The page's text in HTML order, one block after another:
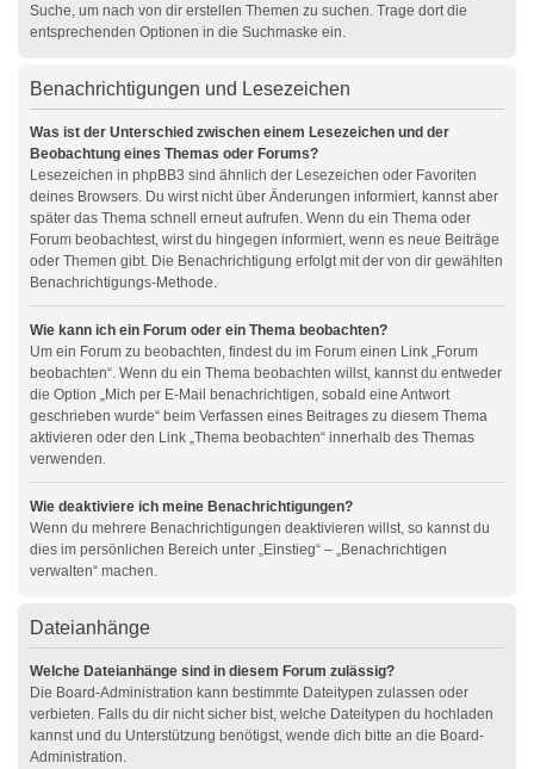
Suche, um nach von dir erstellen Themen zu suchen. Trage dort die
entsprechenden Optionen in die Suchmaske ein.
Benachrichtigungen und Lesezeichen
Was ist der Unterschied zwischen einem Lesezeichen und der
Beobachtung eines Themas oder Forums?
Lesezeichen in phpBB3 sind ähnlich der Lesezeichen oder Favoriten
deines Browsers. Du wirst nicht über Änderungen informiert, kannst aber
später das Thema schnell erneut aufrufen. Wenn du ein Thema oder
Forum beobachtest, wirst du hingegen informiert, wenn es neue Beiträge
oder Themen gibt. Die Benachrichtigung erfolgt mit der von dir gewählten
Benachrichtigungs-Methode.
Wie kann ich ein Forum oder ein Thema beobachten?
Um ein Forum zu beobachten, findest du im Forum einen Link „Forum
beobachten“. Wenn du ein Thema beobachten willst, kannst du entweder
die Option „Mich per E-Mail benachrichtigen, sobald eine Antwort
geschrieben wurde“ beim Verfassen eines Beitrages zu diesem Thema
aktivieren oder den Link „Thema beobachten“ innerhalb des Themas
verwenden.
Wie deaktiviere ich meine Benachrichtigungen?
Wenn du mehrere Benachrichtigungen deaktivieren willst, so kannst du
dies im persönlichen Bereich unter „Einstieg“ – „Benachrichtigen
verwalten“ machen.
Dateianhänge
Welche Dateianhänge sind in diesem Forum zulässig?
Die Board-Administration kann bestimmte Dateitypen zulassen oder
verbieten. Falls du dir nicht sicher bist, welche Dateitypen du hochladen
kannst und du Unterstützung benötigst, wende dich bitte an die Board-
Administration.